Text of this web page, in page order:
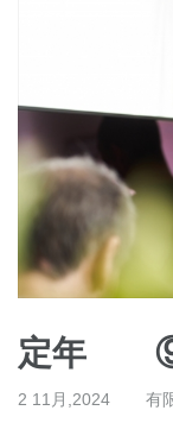
定年
2 11月,2024 有